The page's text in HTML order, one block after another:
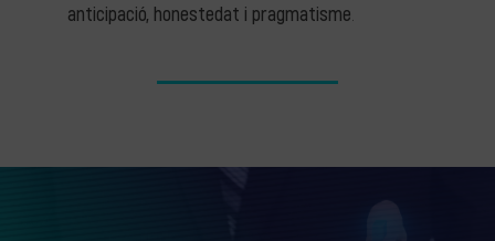
anticipació, honestedat i pragmatisme.